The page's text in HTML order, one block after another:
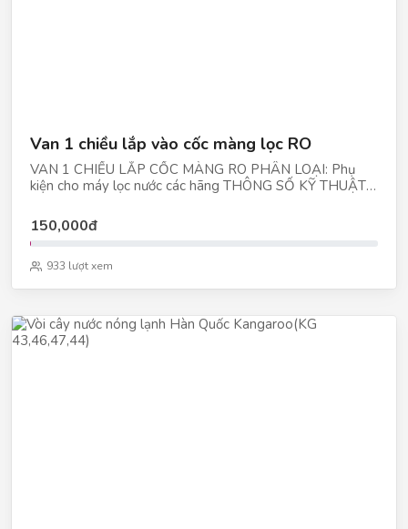
Van 1 chiều lắp vào cốc màng lọc RO
VAN 1 CHIỀU LẮP CỐC MÀNG RO PHÂN LOẠI: Phụ
kiện cho máy lọc nước các hãng THÔNG SỐ KỸ THUẬT:
Loan CHỨC NĂNG: Van 1 chiều lắp vào cốc màng lọc RO
để chống dòng chảy ngược qua màng
150,000đ
933 lượt xem